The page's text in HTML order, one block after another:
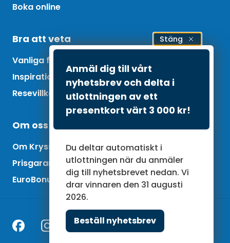
Boka online
Bra att veta
Vanliga frågor
Inspiration och tips
Resevillkor
Om oss
Om Kryssningscenter
Prisgaranti
EuroBonus Bonuspoäng
Stäng
Anmäl dig till vårt
nyhetsbrev och delta i
utlottningen av ett
presentkort värt 3 000 kr!
Du deltar automatiskt i
utlottningen när du anmäler
dig till nyhetsbrevet nedan. Vi
drar vinnaren den 31 augusti
2026.
Beställ nyhetsbrev